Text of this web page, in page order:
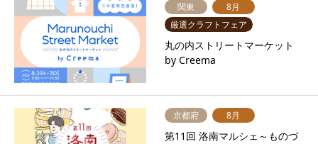
関東
8月
厳選クラフトフェア
丸の内ストリートマーケット
by Creema
京都府 8月
第11回 洛南マルシェ～ものづ